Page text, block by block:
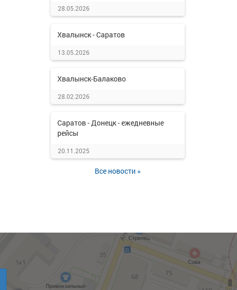
28.05.2026
Хвалынск - Саратов
13.05.2026
Хвалынск-Балаково
28.02.2026
Саратов - Донецк - ежедневные
рейсы
20.11.2025
Все новости »